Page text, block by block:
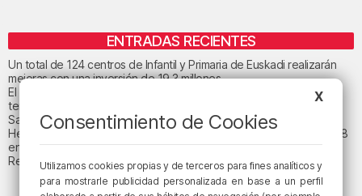
ENTRADAS RECIENTES
Un total de 124 centros de Infantil y Primaria de Euskadi realizarán
mejoras con una inversión de 19,3 millones
El tiempo este viernes en Bizkaia: subida notable de las
temperaturas máximas
San Juan de Gaztelugatxe cerrará el día del eclipse
Heridas dos personas en un accidente entre tres vehículos en la A8
en Muskiz
Recuperado el cuerpo sin vida de una mujer en la ría de Bilbao
X
Consentimiento de Cookies
Utilizamos cookies propias y de terceros para fines analíticos y
para mostrarle publicidad personalizada en base a un perfil